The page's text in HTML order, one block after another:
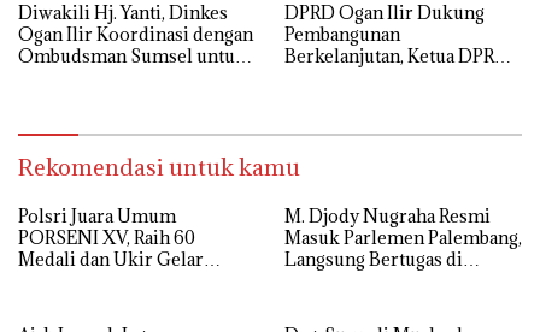
Diwakili Hj. Yanti, Dinkes
Ogan Ilir Koordinasi dengan
Ombudsman Sumsel untuk
DPRD Ogan Ilir Dukung
Pembangunan
Berkelanjutan, Ketua DPRD
Rekomendasi untuk kamu
Polsri Juara Umum
PORSENI XV, Raih 60
Medali dan Ukir Gelar
M. Djody Nugraha Resmi
Masuk Parlemen Palembang,
Langsung Bertugas di